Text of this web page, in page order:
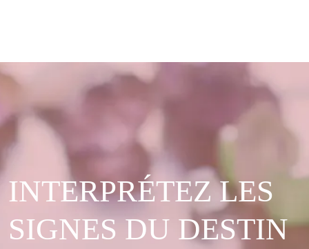
INTERPRÉTEZ LES
SIGNES DU DESTIN